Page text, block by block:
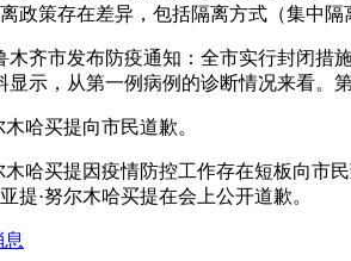
政策存在差异，包括隔离方式（集中
木齐市发布防疫通知：全市实行封闭
示，从第一例病例的诊断情况来看。
哈买提向市民道歉。
哈买提因疫情防控工作存在短板向市
提·努尔木哈买提在会上公开道歉。